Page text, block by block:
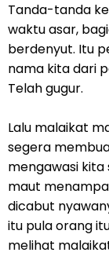
Tanda-tanda
waktu asar,
berdenyut. Itu
nama kita dari
Telah gugur.
Lalu malaikat
segera
mengawasi kita
maut
dicabut
itu pula orang
melihat